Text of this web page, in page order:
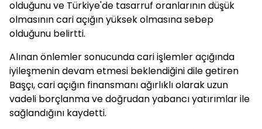
olduğunu ve Türkiye'de tasarruf oranlarının düşük
olmasının cari açığın yüksek olmasına sebep
olduğunu belirtti.
Alınan önlemler sonucunda cari işlemler açığında
iyileşmenin devam etmesi beklendiğini dile getiren
Başçı, cari açığın finansmanı ağırlıklı olarak uzun
vadeli borçlanma ve doğrudan yabancı yatırımlar ile
sağlandığını kaydetti.